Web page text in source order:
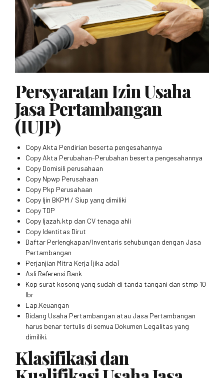
Persyaratan Izin Usaha
Jasa Pertambangan
(IUJP)
Copy Akta Pendirian beserta pengesahannya
Copy Akta Perubahan-Perubahan beserta pengesahannya
Copy Domisili perusahaan
Copy Npwp Perusahaan
Copy Pkp Perusahaan
Copy Ijin BKPM / Siup yang dimiliki
Copy TDP
Copy Ijazah,ktp dan CV tenaga ahli
Copy Identitas Dirut
Daftar Perlengkapan/Inventaris sehubungan dengan Jasa
Pertambangan
Perjanjian Mitra Kerja (jika ada)
Asli Referensi Bank
Kop surat kosong yang sudah di tanda tangani dan stmp 10
lbr
Lap.Keuangan
Bidang Usaha Pertambangan atau Jasa Pertambangan
harus benar tertulis di semua Dokumen Legalitas yang
dimiliki.
Klasifikasi dan